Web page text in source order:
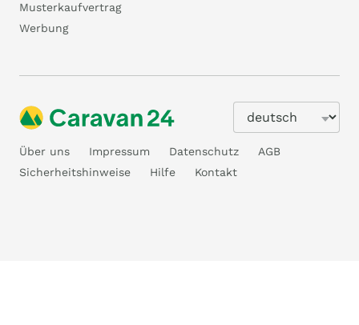
Musterkaufvertrag
Werbung
Über uns Impressum Datenschutz
AGB
Sicherheitshinweise
Hilfe Kontakt